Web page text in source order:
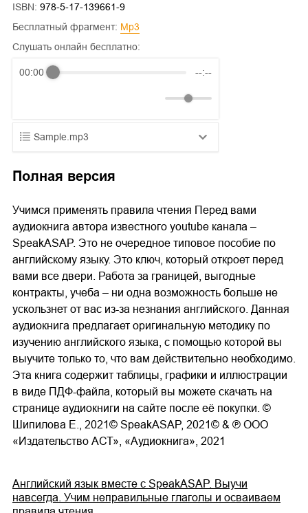
ISBN: 978-5-17-139661-9
Бесплатный фрагмент:
mp3
Слушать онлайн бесплатно:
00:00 --:--
Sample.mp3
03.mp3 14:00
Полная версия
Учимся применять правила чтения Перед вами
аудиокнига автора известного youtube канала –
SpeakASAP. Это не очередное типовое пособие по
английскому языку. Это ключ, который откроет перед
вами все двери. Работа за границей, выгодные
контракты, учеба – ни одна возможность больше не
ускользнет от вас из-за незнания английского. Данная
аудиокнига предлагает оригинальную методику по
изучению английского языка, с помощью которой вы
выучите только то, что вам действительно необходимо.
Эта книга содержит таблицы, графики и иллюстрации
в виде ПДФ-файла, который вы можете скачать на
странице аудиокниги на сайте после её покупки. ©
Шипилова Е., 2021© SpeakASAP, 2021© & ℗ ООО
«Издательство АСТ», «Аудиокнига», 2021
Английский язык вместе с SpeakASAP. Выучи
навсегда. Учим неправильные глаголы и осваиваем